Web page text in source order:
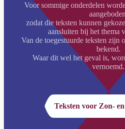
Voor sommige onderdelen
zodat die teksten kunnen
aansluiten bij het thema
Van de toegestuurde teksten zijn
bekend.
Waar dit wel het geval is,
vernoemd.
Teksten voor Zon- en